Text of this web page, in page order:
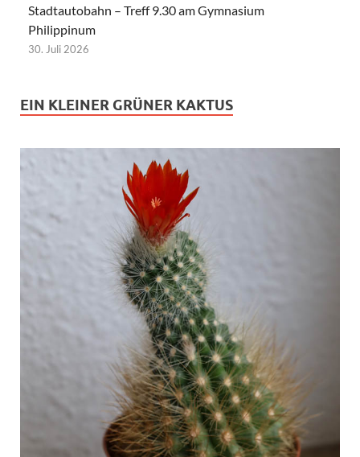
Stadtautobahn – Treff 9.30 am Gymnasium
Philippinum
30. Juli 2026
EIN KLEINER GRÜNER KAKTUS